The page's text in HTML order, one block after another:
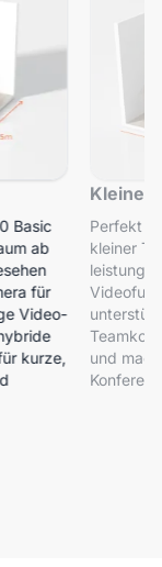
Basic
ab
für
Video-
kurze,
Kleiner
Perfekt
kleiner
und